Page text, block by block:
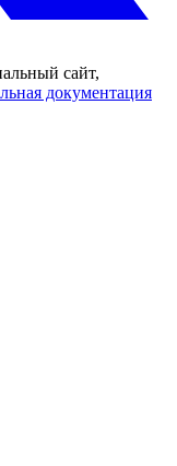
сайт,
документация